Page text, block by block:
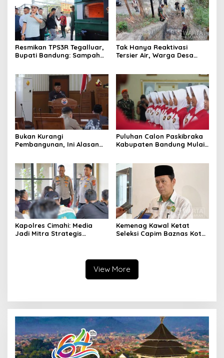
Resmikan TPS3R Tegalluar,
Bupati Bandung: Sampah
Tak Hanya Reaktivasi
Tersier Air, Warga Desa
Bukan Kurangi
Pembangunan, Ini Alasan
Daerah
Puluhan Calon Paskibraka
Kabupaten Bandung Mulai
Kapolres Cimahi: Media
Jadi Mitra Strategis
Kemenag Kawal Ketat
Seleksi Capim Baznas Kota
View More